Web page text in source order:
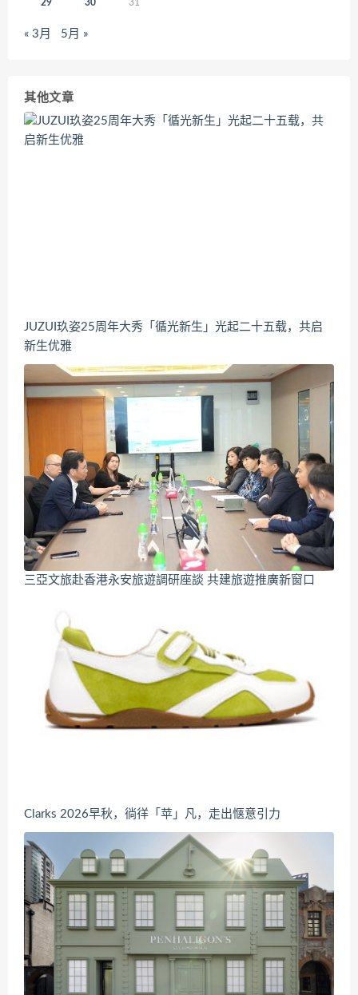
29 30 31
« 3月 5月 »
其他文章
JUZUI玖姿25周年大秀「循光新生」光起二十五载，共启
新生优雅
三亞文旅赴香港永安旅遊調研座談 共建旅遊推廣新窗口
Clarks 2026早秋，徜徉「苹」凡，走出惬意引力